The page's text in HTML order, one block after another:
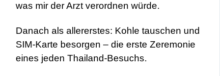
was mir der Arzt verordnen würde.
Danach als allererstes: Kohle tauschen und
SIM-Karte besorgen – die erste Zeremonie
eines jeden Thailand-Besuchs.